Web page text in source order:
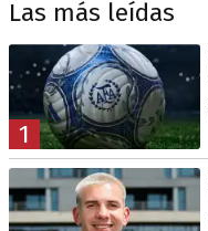
Las más leídas
1